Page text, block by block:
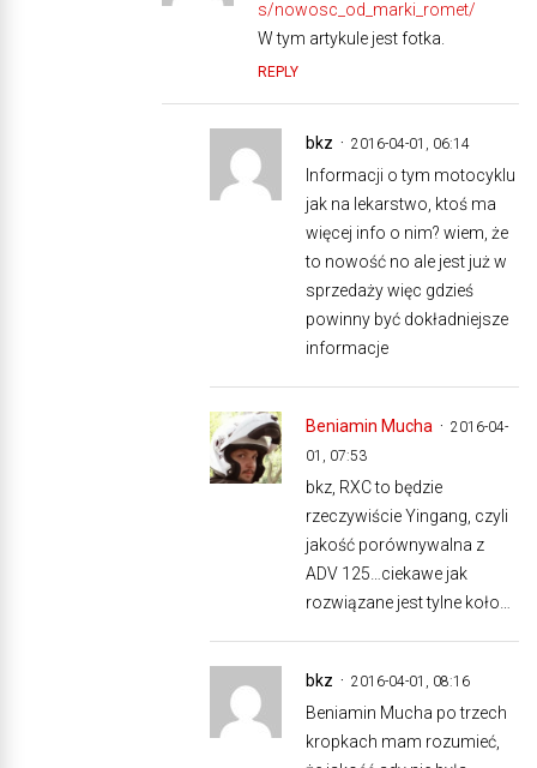
s/nowosc_od_marki_romet/
W tym artykule jest fotka.
REPLY
bkz 2016-04-01, 06:14
Informacji o tym motocyklu
jak na lekarstwo, ktoś ma
więcej info o nim? wiem, że
to nowość no ale jest już w
sprzedaży więc gdzieś
powinny być dokładniejsze
informacje
Beniamin Mucha
2016-04-
01, 07:53
bkz, RXC to będzie
rzeczywiście Yingang, czyli
jakość porównywalna z
ADV 125…ciekawe jak
rozwiązane jest tylne koło…
bkz 2016-04-01, 08:16
Beniamin Mucha po trzech
kropkach mam rozumieć,